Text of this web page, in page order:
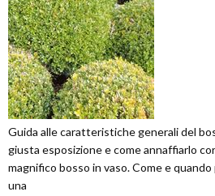
Guida alle caratteristiche generali del
giusta esposizione e come annaffiarlo
magnifico bosso in vaso. Come e
una